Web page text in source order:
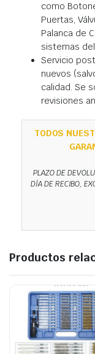
como
Puertas,
Palanca de
sistemas
Servicio
nuevos
calidad. Se
revisiones
TODOS
PLAZO DE
DÍA DE RECIBO,
Productos